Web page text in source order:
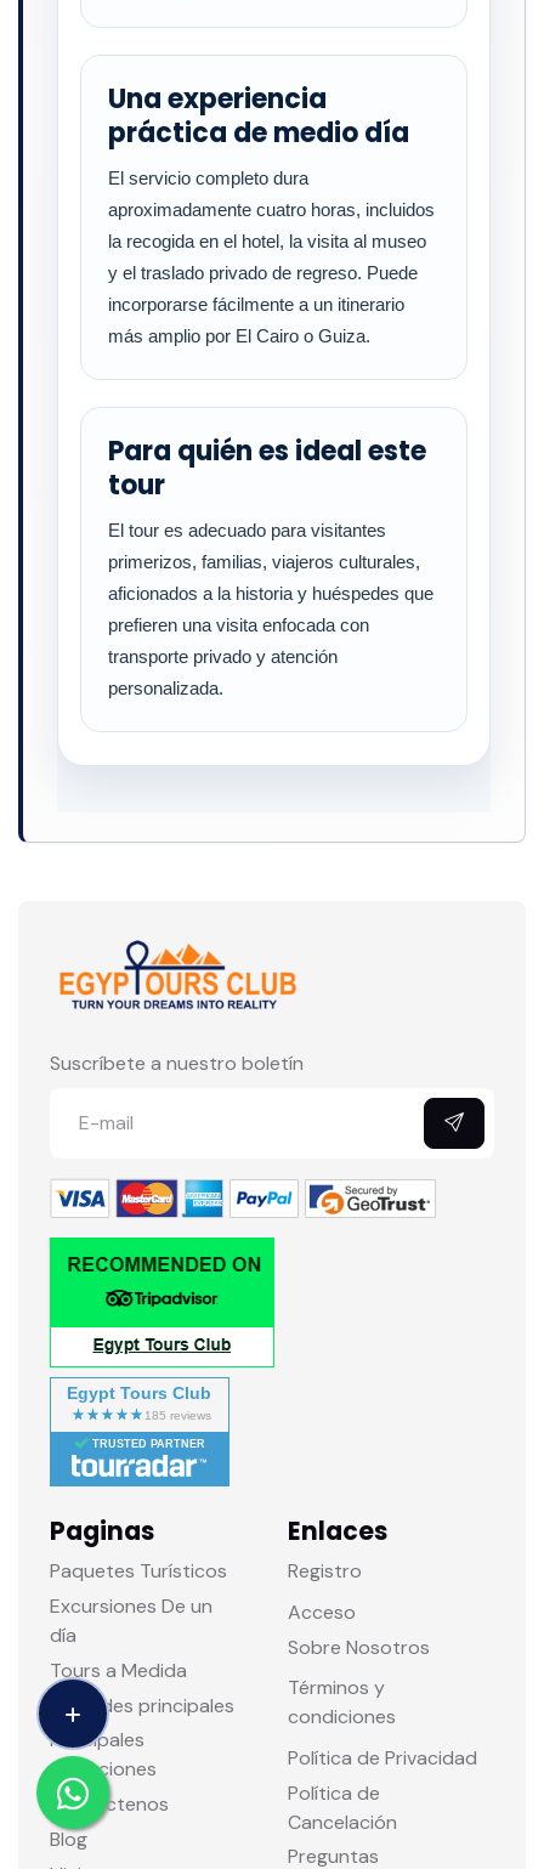
Una experiencia
práctica de medio día
El servicio completo dura
aproximadamente cuatro horas, incluidos
la recogida en el hotel, la visita al museo
y el traslado privado de regreso. Puede
incorporarse fácilmente a un itinerario
más amplio por El Cairo o Guiza.
Para quién es ideal este
tour
El tour es adecuado para visitantes
primerizos, familias, viajeros culturales,
aficionados a la historia y huéspedes que
prefieren una visita enfocada con
transporte privado y atención
personalizada.
Suscríbete a nuestro boletín
Egypt Tours Club
TRUSTED PARTNER
Paginas
Paquetes Turísticos
Excursiones De un
día
Tours a Medida
Ciudades principales
Principales
atracciones
Contáctenos
Blog
Enlaces
Registro
Acceso
Sobre Nosotros
Términos y
condiciones
Política de Privacidad
Política de
Cancelación
Preguntas